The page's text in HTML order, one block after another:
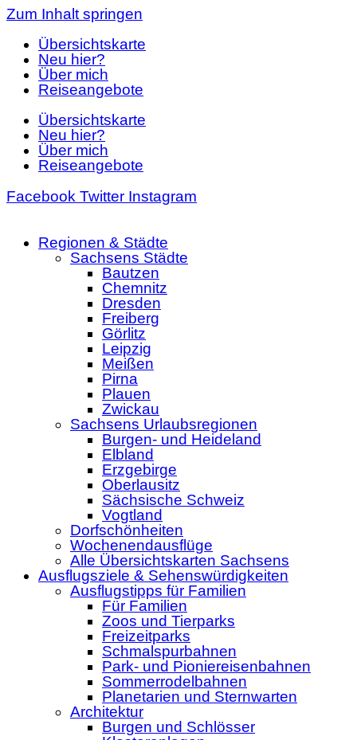
Zum Inhalt springen
Übersichtskarte
Neu hier?
Über mich
Reiseangebote
Übersichtskarte
Neu hier?
Über mich
Reiseangebote
Facebook Twitter Instagram
Regionen & Städte
Sachsens Städte
Bautzen
Chemnitz
Dresden
Freiberg
Görlitz
Leipzig
Meißen
Pirna
Plauen
Zwickau
Sachsens Urlaubsregionen
Burgen- und Heideland
Elbland
Erzgebirge
Oberlausitz
Sächsische Schweiz
Vogtland
Dorfschönheiten
Wochenendausflüge
Alle Übersichtskarten Sachsens
Ausflugsziele & Sehenswürdigkeiten
Ausflugstipps für Familien
Für Familien
Zoos und Tierparks
Freizeitparks
Schmalspurbahnen
Park- und Pioniereisenbahnen
Sommerrodelbahnen
Planetarien und Sternwarten
Architektur
Burgen und Schlösser